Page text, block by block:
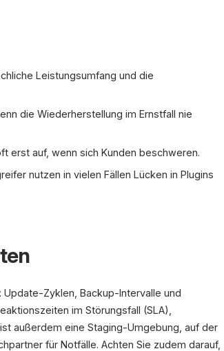
Leistungsumfang und die
die Wiederherstellung im Ernstfall nie
erst auf, wenn sich Kunden beschweren.
nutzen in vielen Fällen Lücken in Plugins
Zyklen, Backup-Intervalle und
im Störungsfall (SLA),
außerdem eine Staging-Umgebung, auf der
für Notfälle. Achten Sie zudem darauf,